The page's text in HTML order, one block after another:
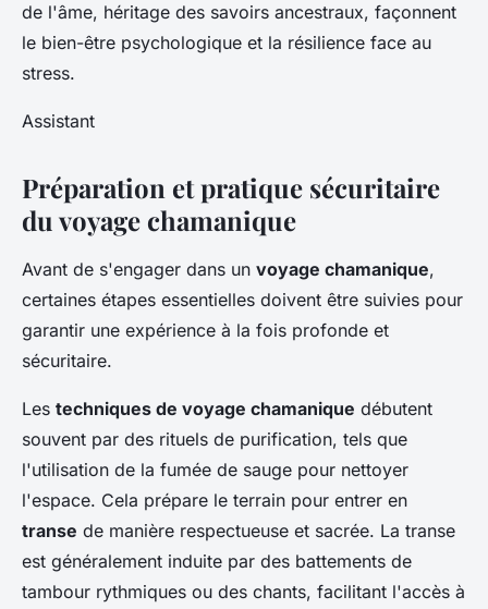
de l'âme, héritage des savoirs ancestraux, façonnent
le bien-être psychologique et la résilience face au
stress.
Assistant
Préparation et pratique sécuritaire
du voyage chamanique
Avant de s'engager dans un voyage chamanique,
certaines étapes essentielles doivent être suivies pour
garantir une expérience à la fois profonde et
sécuritaire.
Les techniques de voyage chamanique débutent
souvent par des rituels de purification, tels que
l'utilisation de la fumée de sauge pour nettoyer
l'espace. Cela prépare le terrain pour entrer en
transe de manière respectueuse et sacrée. La transe
est généralement induite par des battements de
tambour rythmiques ou des chants, facilitant l'accès à